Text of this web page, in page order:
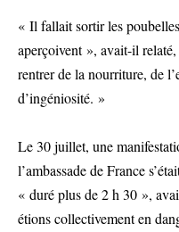
« Il fallait sortir les
aperçoivent », avait-il
rentrer de la nourriture, de
d’ingéniosité. »
Le 30 juillet, une
l’ambassade de France
« duré plus de 2 h 30 »,
étions collectivement en